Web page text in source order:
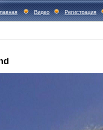
Видео Регистрация